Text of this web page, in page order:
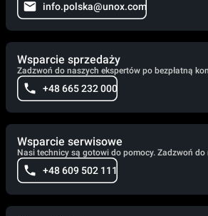
info.polska@unox.com
Wsparcie sprzedaży
Zadzwoń do naszych ekspertów po bezpłatną
+48 665 232 000
Wsparcie serwisowe
Nasi technicy są gotowi do pomocy. Zadzwoń do
+48 609 502 111